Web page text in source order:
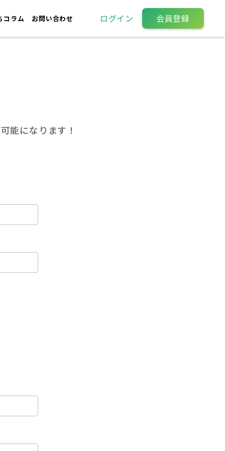
コラム お問い合わせ ログイン 会員登録
能になります！